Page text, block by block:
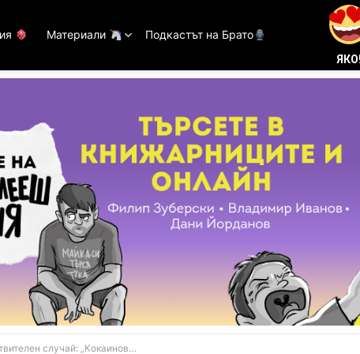
Материали Подкастът на Брато
ЯКО!
„Кокаиновата мечка“, изяла 40 кг дрога (ТРЕЙЛЪР)